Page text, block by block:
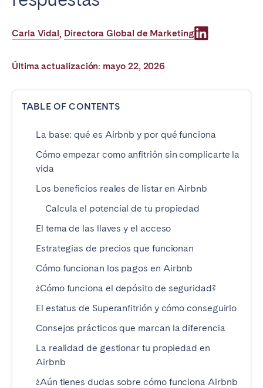
Carla Vidal, Directora Global de Marketing
Última actualización: mayo 22, 2026
TABLE OF CONTENTS
La base: qué es Airbnb y por qué funciona
Cómo empezar como anfitrión sin complicarte la
vida
Los beneficios reales de listar en Airbnb
Calcula el potencial de tu propiedad
El tema de las llaves y el acceso
Estrategias de precios que funcionan
Cómo funcionan los pagos en Airbnb
¿Cómo funciona el depósito de seguridad?
El estatus de Superanfitrión y cómo conseguirlo
Consejos prácticos que marcan la diferencia
La realidad de gestionar tu propiedad en
Airbnb
¿Aún tienes dudas sobre cómo funciona Airbnb
Poitiers
Strasbourg
Toulouse
Dublin
SAUDI ARABIA
Riyadh
ESPAÑA
Alicante
Barcelona
Benidorm
Bilbao
Madrid
Mallorca
Marbella
Salamanca
San Sebastián
Valencia
Zaragoza
ANDALUCÍA
Cádiz